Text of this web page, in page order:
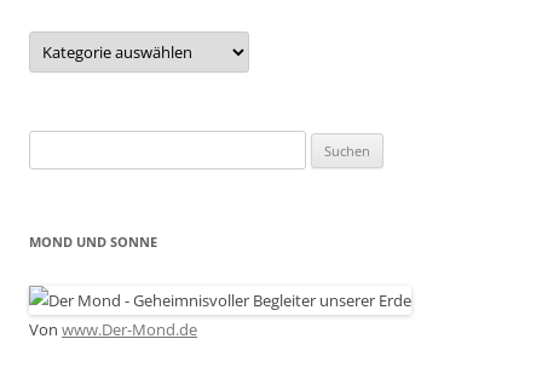
Kategorien
nach:
MOND UND SONNE
Von www.Der-Mond.de